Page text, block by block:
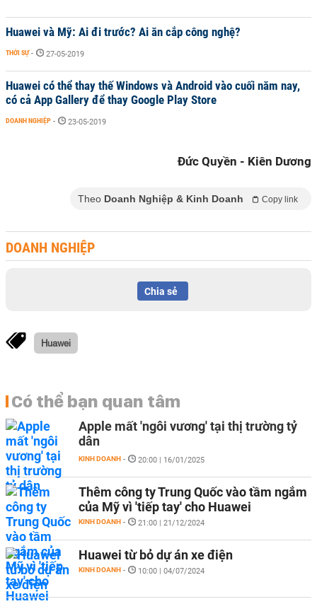
Huawei và Mỹ: Ai đi trước? Ai ăn cắp công nghệ?
THỜI SỰ - 27-05-2019
Huawei có thể thay thế Windows và Android vào cuối năm nay,
có cả App Gallery để thay Google Play Store
DOANH NGHIỆP - 23-05-2019
Đức Quyền - Kiên Dương
Theo Doanh Nghiệp & Kinh Doanh Copy link
DOANH NGHIỆP
Chia sẻ
Huawei
Có thể bạn quan tâm
Apple mất 'ngôi vương' tại thị trường tỷ
dân
KINH DOANH - 20:00 | 16/01/2025
Thêm công ty Trung Quốc vào tầm ngắm
của Mỹ vì 'tiếp tay' cho Huawei
KINH DOANH - 21:00 | 21/12/2024
Huawei từ bỏ dự án xe điện
KINH DOANH - 10:00 | 04/07/2024